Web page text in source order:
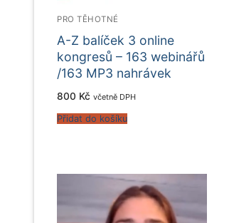
PRO TĚHOTNÉ
A-Z balíček 3 online
kongresů – 163 webinářů
/163 MP3 nahrávek
800 Kč včetně DPH
Přidat do košíku